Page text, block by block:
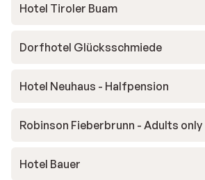
Hotel Tiroler Buam
Dorfhotel Glücksschmiede
Hotel Neuhaus - Halfpension
Robinson Fieberbrunn - Adults only
Hotel Bauer